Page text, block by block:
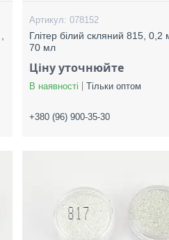
078152
Глітер білий скляний 815, 0,2
70 мл
Ціну уточнюйте
В наявності Тільки оптом
+380 (96) 900-35-30